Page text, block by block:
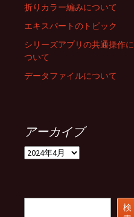
折りカラー編みについて
エキスパートのトピック
シリーズアプリの共通操作に
ついて
データファイルについて
アーカイブ
ア
ブ
検